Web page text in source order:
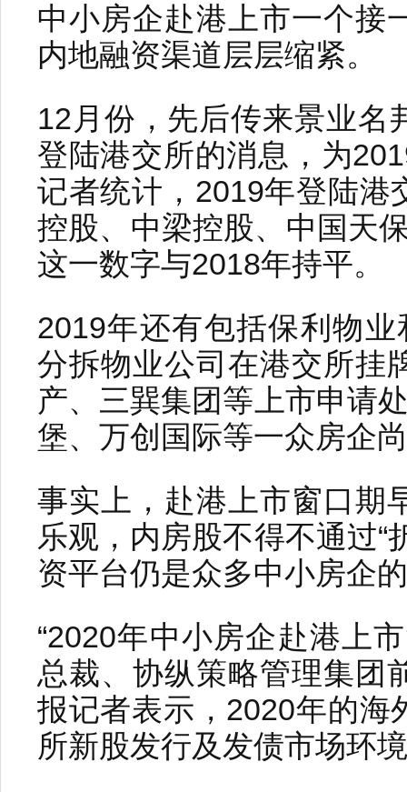
中小房企赴港上市一个接
内地融资渠道层层缩紧。
12月份，先后传来景业名
登陆港交所的消息，为
记者统计，2019年登陆港
控股、中梁控股、中国天
这一数字与2018年持平。
2019年还有包括保利物
分拆物业公司在港交所挂
产、三巽集团等上市申请
堡、万创国际等一众房企
事实上，赴港上市窗口期
乐观，内房股不得不通过“
资平台仍是众多中小房企
“2020年中小房企赴港上
总裁、协纵策略管理集团
报记者表示，2020年的海
所新股发行及发债市场环